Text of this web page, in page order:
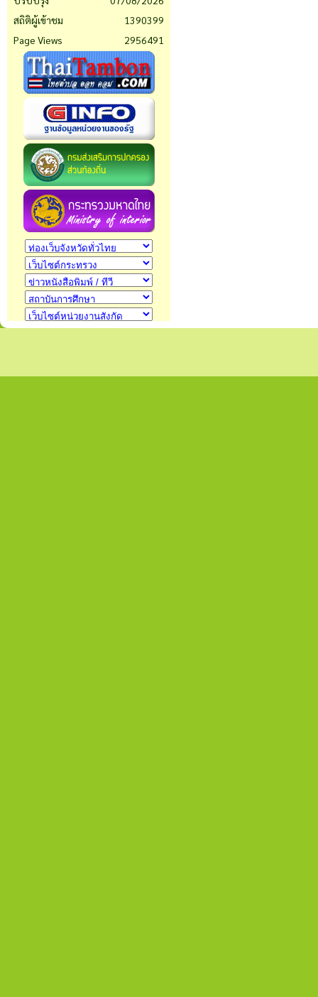
สถิติผู้เข้าชม
1390399
Page Views
2956491